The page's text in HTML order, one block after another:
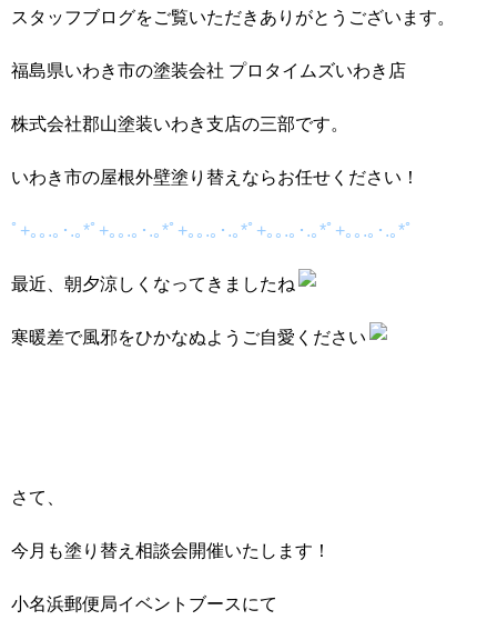
スタッフブログをご覧いただきありがとうございます。
福島県いわき市の塗装会社 プロタイムズいわき店
株式会社郡山塗装いわき支店の三部です。
いわき市の屋根外壁塗り替えならお任せください！
ﾟ+｡｡.｡･.｡*ﾟ+｡｡.｡･.｡*ﾟ+｡｡.｡･.｡*ﾟ+｡｡.｡･.｡*ﾟ+｡｡.｡･.｡*ﾟ
最近、朝夕涼しくなってきましたね
寒暖差で風邪をひかなぬようご自愛ください
さて、
今月も塗り替え相談会開催いたします！
小名浜郵便局イベントブースにて